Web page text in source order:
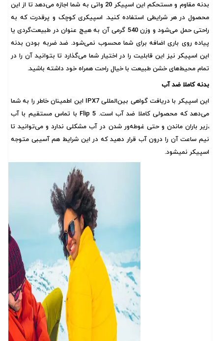
بدنه مقاوم و مستحکم این اسپیکر 20 واتی به شما اجازه می‌دهد تا از این
محصول در هر شرایطی استفاده کنید. اسپیکری کوچک و پرقدرت که به
راحتی حمل می‌شود و وزن 540 گرمی آن به هیچ عنوان در طبیعت‌گردی یا
پیاده روی باری اضافه برای شما محسوب نمی‌شود. ضد ضربه بودن بدنه
این اسپیکر نیز این قابلیت را در اختیار شما می‌گذارد تا بتوانید آن را در
تمام محیط‌های خشن طبیعت با خیال راحت همراه خود داشته باشید.
بدنه کاملا ضد آب
این اسپیکر با دریافت گواهی بین‌المللی IPX7 این اطمینان خاطر را به شما
می‌دهد که محصولی کاملا ضد آب است. Flip 5 با تماس مستقیم با آب
،زیر باران ماندن و حتی غوطه‌ور شدن در آب مشکلی ندارد و می‌توانید تا
نیم ساعت آن را درون آب قرار دهید که در این شرایط هم آسیبی متوجه
اسپیکر نمیشود.